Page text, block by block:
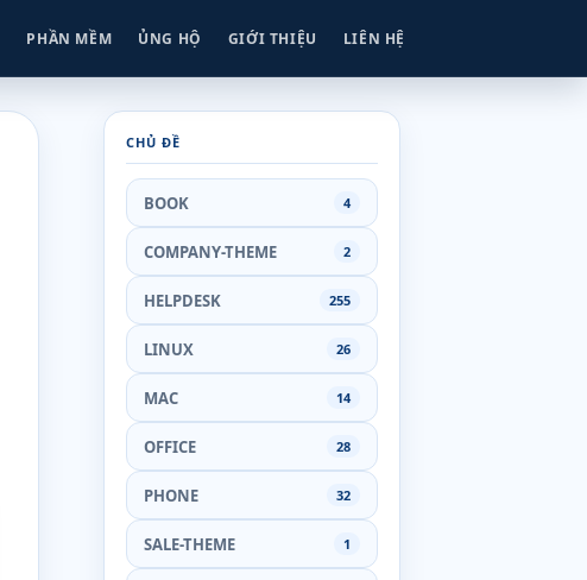
PHẦN MỀM ỦNG HỘ GIỚI THIỆU LIÊN HỆ
CHỦ ĐỀ
BOOK 4
COMPANY-THEME 2
HELPDESK 255
LINUX 26
MAC 14
OFFICE 28
PHONE 32
SALE-THEME 1